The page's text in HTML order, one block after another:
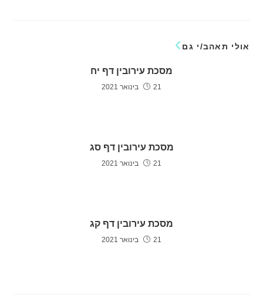
אולי תאהב/י גם
מסכת עירובין דף יח
21 בינואר 2021
מסכת עירובין דף סג
21 בינואר 2021
מסכת עירובין דף קג
21 בינואר 2021